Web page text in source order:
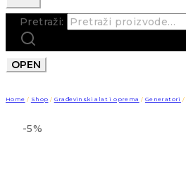
Pretraži:
OPEN
Home / Shop / Građevinski alat i oprema / Generatori /
-5%